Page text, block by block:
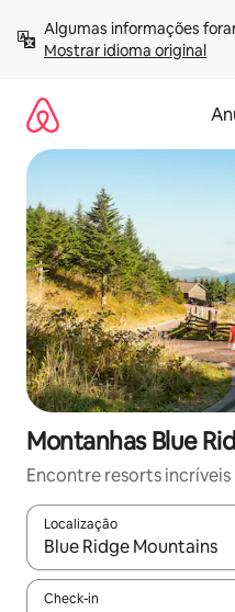
para
Mostrar idioma original
Montanhas Blue
Encontre resorts incríveis
Localização
Quando os resultados
Check-in